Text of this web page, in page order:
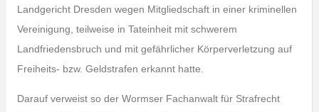
Landgericht Dresden wegen Mitgliedschaft in einer kriminellen
Vereinigung, teilweise in Tateinheit mit schwerem
Landfriedensbruch und mit gefährlicher Körperverletzung auf
Freiheits- bzw. Geldstrafen erkannt hatte.
Darauf verweist so der Wormser Fachanwalt für Strafrecht